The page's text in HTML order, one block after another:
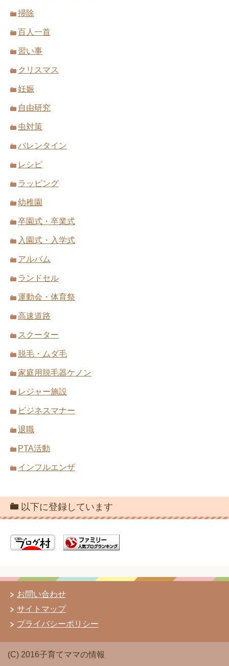
掃除
百人一首
習い事
クリスマス
妊娠
自由研究
虫対策
バレンタイン
レシピ
ラッピング
幼稚園
卒園式・卒業式
入園式・入学式
アルバム
ランドセル
運動会・体育祭
高速道路
スクーター
脱毛・ムダ毛
家庭用脱毛器ケノン
レジャー施設
ビジネスマナー
退職
PTA活動
インフルエンザ
以下に登録しています
お問い合わせ
サイトマップ
プライバシーポリシー
(C) 2016子育てママの情報